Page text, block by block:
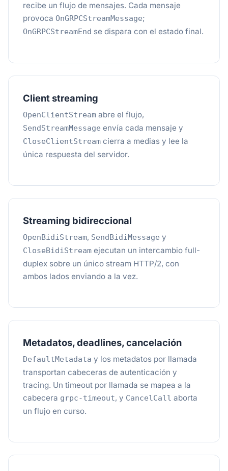
recibe un flujo de mensajes. Cada mensaje
provoca OnGRPCStreamMessage;
OnGRPCStreamEnd se dispara con el estado final.
Client streaming
OpenClientStream abre el flujo,
SendStreamMessage envía cada mensaje y
CloseClientStream cierra a medias y lee la
única respuesta del servidor.
Streaming bidireccional
OpenBidiStream, SendBidiMessage y
CloseBidiStream ejecutan un intercambio full-
duplex sobre un único stream HTTP/2, con
ambos lados enviando a la vez.
Metadatos, deadlines, cancelación
DefaultMetadata y los metadatos por llamada
transportan cabeceras de autenticación y
tracing. Un timeout por llamada se mapea a la
cabecera grpc-timeout, y CancelCall aborta
un flujo en curso.